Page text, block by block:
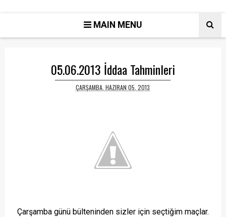
MAIN MENU
05.06.2013 İddaa Tahminleri
ÇARŞAMBA, HAZIRAN 05, 2013
Çarşamba günü bülteninden sizler için seçtiğim maçlar.